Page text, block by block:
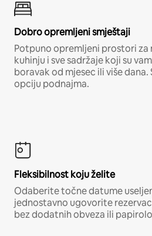
Dobro opremljeni smještaji
Potpuno opremljeni prostori za
kuhinju i sve sadržaje koji su
boravak od mjesec ili više dana.
opciju podnajma.
Fleksibilnost koju želite
Odaberite točne datume
jednostavno ugovorite
bez dodatnih obveza ili